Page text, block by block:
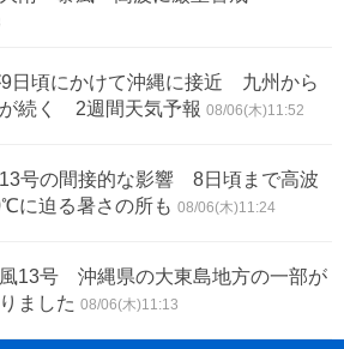
日頃にかけて沖縄に接近 九州から
続く 2週間天気予報 08/06(木)11:52
号の間接的な影響 8日頃まで高波
に迫る暑さの所も 08/06(木)11:24
風13号 沖縄県の大東島地方の一部が
ました 08/06(木)11:13